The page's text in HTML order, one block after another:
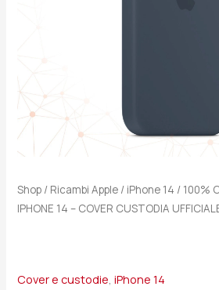
Shop / Ricambi Apple / iPhone 14 / 100%
IPHONE 14 – COVER CUSTODIA
Cover e custodie,iPhone 14